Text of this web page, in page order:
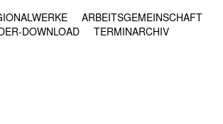
ARBEITSGEMEINSCHAFT
DOWNLOAD TERMINARCHIV